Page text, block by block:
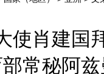
使肖建国
常秘阿兹